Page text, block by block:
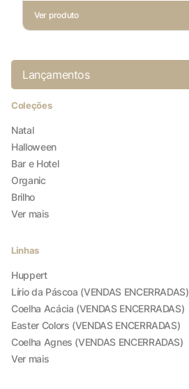
Lançamentos
Coleções
Natal
Halloween
Bar e Hotel
Organic
Brilho
Ver mais
Linhas
Huppert
Lírio da Páscoa (VENDAS ENCERRADAS)
Coelha Acácia (VENDAS ENCERRADAS)
Easter Colors (VENDAS ENCERRADAS)
Coelha Agnes (VENDAS ENCERRADAS)
Ver mais
Ver produto